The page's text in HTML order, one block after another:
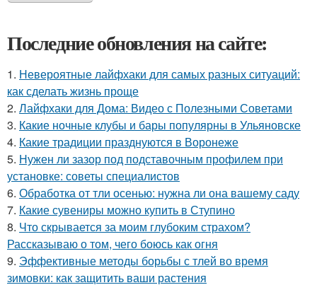
Последние обновления на сайте:
1. Невероятные лайфхаки для самых разных ситуаций:
как сделать жизнь проще
2. Лайфхаки для Дома: Видео с Полезными Советами
3. Какие ночные клубы и бары популярны в Ульяновске
4. Какие традиции празднуются в Воронеже
5. Нужен ли зазор под подставочным профилем при
установке: советы специалистов
6. Обработка от тли осенью: нужна ли она вашему саду
7. Какие сувениры можно купить в Ступино
8. Что скрывается за моим глубоким страхом?
Рассказываю о том, чего боюсь как огня
9. Эффективные методы борьбы с тлей во время
зимовки: как защитить ваши растения